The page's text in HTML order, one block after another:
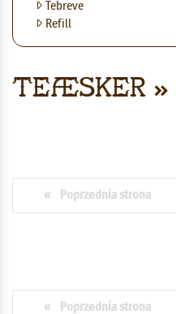
Tebreve
Refill
Teæsker
« Poprzednia strona
« Poprzednia strona